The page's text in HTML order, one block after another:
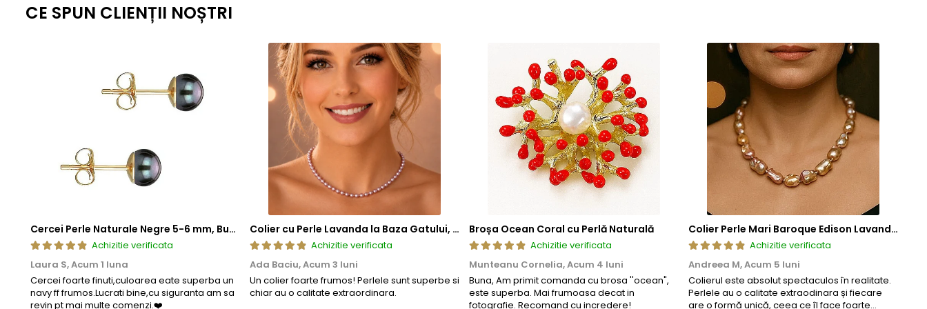
estetica, cat si fiabilitate de lunga durata.
CE SPUN CLIENȚII NOȘTRI
Cercei Perle Naturale Negre 5-6 mm, Buton AAA, Aur 14K (aur 585), Tip Șurub | KASKADDA®
Achizitie verificata
Laura S,Acum 1 luna
Cercei foarte finuti,culoarea eate superba un
navy ff frumos.Lucrati bine,cu siguranta am sa
revin pt mai multe comenzi.❤️
Colier cu Perle Lavanda la Baza Gatului, de 4-5 mm, Perle Rare, Calitate AAA+, Aur 14K | KASKADDA®
Achizitie verificata
Ada Baciu,Acum 3 luni
Un colier foarte frumos! Perlele sunt superbe si
chiar au o calitate extraordinara.
Broșa Ocean Coral cu Perlă Naturală
Achizitie verificata
Munteanu Cornelia,Acum 4 luni
Buna, Am primit comanda cu brosa ''ocean",
este superba. Mai frumoasa decat in
fotografie. Recomand cu incredere!
Colier Perle Mari Baroque Edison Lavandă, Calitatea AAA, Aur 14K | KASKADDA®
Achizitie verificata
Andreea M,Acum 5 luni
Colierul este absolut spectaculos în realitate.
Perlele au o calitate extraodinara și fiecare
are o formă unică, ceea ce îl face foarte